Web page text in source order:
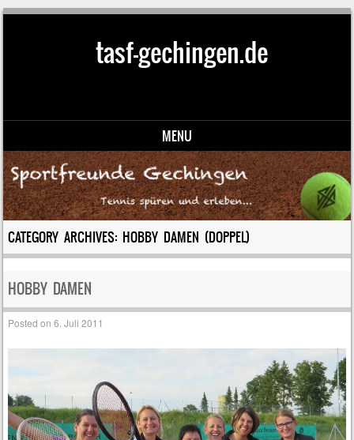
tasf-gechingen.de
MENU
Skip to content
CATEGORY ARCHIVES: HOBBY DAMEN (DOPPEL)
HOBBY DAMEN
Posted on6. Juli 2011